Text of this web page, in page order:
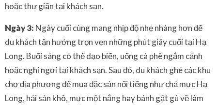
hoặc thư giãn tại khách sạn.
Ngày 3: Ngày cuối cùng mang nhịp độ nhẹ nhàng hơn để
du khách tận hưởng trọn vẹn những phút giây cuối tại Hạ
Long. Buổi sáng có thể dạo biển, uống cà phê ngắm cảnh
hoặc nghỉ ngơi tại khách sạn. Sau đó, du khách ghé các khu
chợ địa phương để mua đặc sản nổi tiếng như chả mực Hạ
Long, hải sản khô, mực một nắng hay bánh gật gù về làm